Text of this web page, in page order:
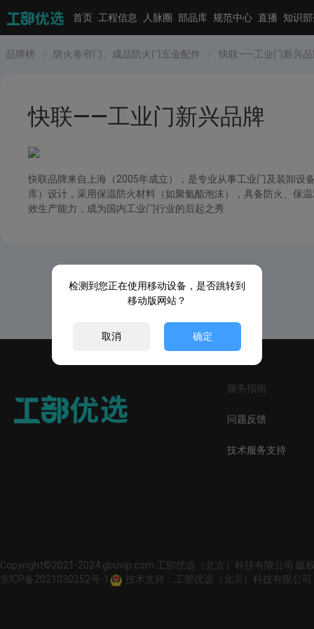
首页 工程信息 人脉圈 部品库 规范中心 直播 知识
品牌榜 防火卷帘门、成品防火门五金配件 快联——工业门新兴品
快联——工业门新兴品牌
快联品牌来自上海（2005年成立），是专业从事工业门及装卸设
库）设计，采用保温防火材料（如聚氨酯泡沫），具备防火、保
效生产能力，成为国内工业门行业的后起之秀
服务指南
问题反馈
技术服务支持
Copyright©2021-2024 gbuvip.com 工部优选（北京）科技有限公司 版
京ICP备2021030252号-1
技术支持：工部优选（北京）科技有限公司
检测到您正在使用移动设备，是否跳转到
移动版网站？
取消 确定